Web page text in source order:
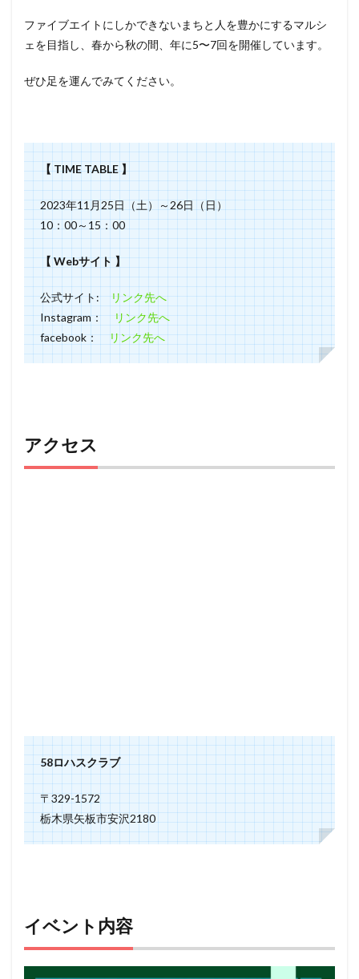
ファイブエイトにしかできないまちと人を豊かにするマルシ
ェを目指し、春から秋の間、年に5〜7回を開催しています。
ぜひ足を運んでみてください。
【 TIME TABLE 】
2023年11月25日（土）～26日（日）
10：00～15：00
【 Webサイト 】
公式サイト:リンク先へ
Instagram：リンク先へ
facebook：リンク先へ
アクセス
58ロハスクラブ
〒329-1572
栃木県矢板市安沢2180
イベント内容